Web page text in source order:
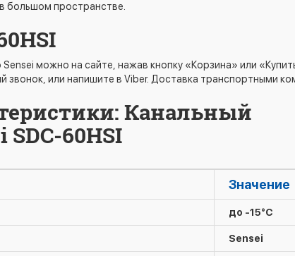
большом пространстве.
можно на сайте, нажав кнопку «Корзина» или
звонок, или напишите в Viber. Доставка транспортными
Канальный
60HSI
Значение
до -15°C
Sensei